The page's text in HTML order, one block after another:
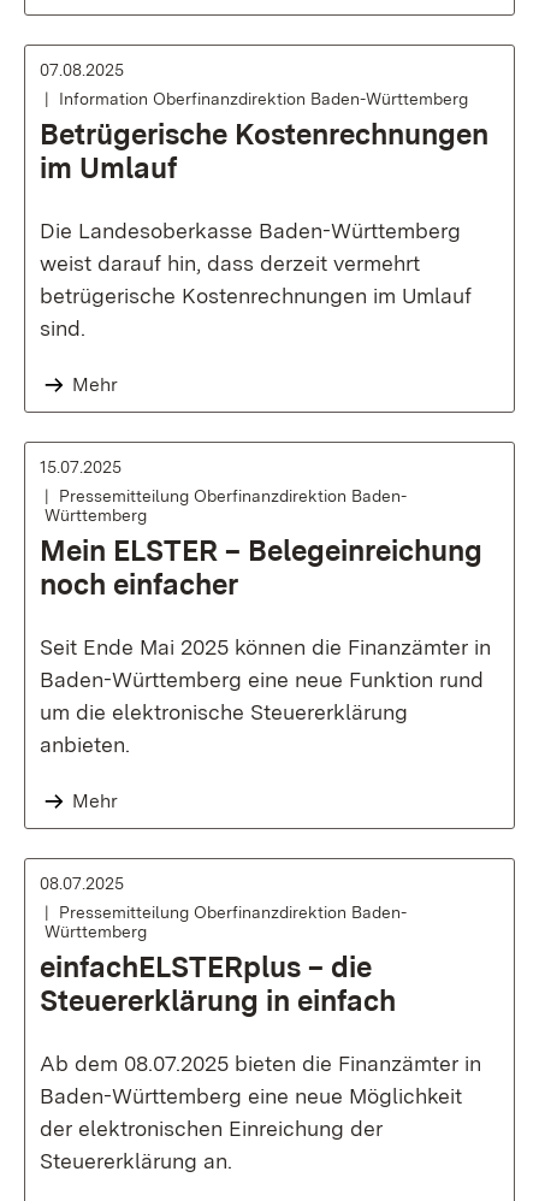
07.08.2025
Information Oberfinanzdirektion Baden-Württemberg
Betrügerische Kostenrechnungen
im Umlauf
Die Landesoberkasse Baden-Württemberg
weist darauf hin, dass derzeit vermehrt
betrügerische Kostenrechnungen im Umlauf
sind.
Mehr
15.07.2025
Pressemitteilung Oberfinanzdirektion Baden-
Württemberg
Mein ELSTER – Belegeinreichung
noch einfacher
Seit Ende Mai 2025 können die Finanzämter in
Baden-Württemberg eine neue Funktion rund
um die elektronische Steuererklärung
anbieten.
Mehr
08.07.2025
Pressemitteilung Oberfinanzdirektion Baden-
Württemberg
einfachELSTERplus – die
Steuererklärung in einfach
Ab dem 08.07.2025 bieten die Finanzämter in
Baden-Württemberg eine neue Möglichkeit
der elektronischen Einreichung der
Steuererklärung an.